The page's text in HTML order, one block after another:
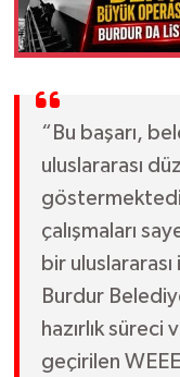
“Bu başarı,
uluslararası
çalışmaları
bir
Burdur
hazırlık
geçirilen